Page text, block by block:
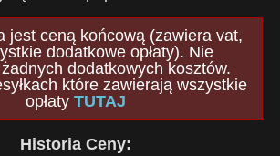
jest ceną końcową (zawiera vat,
dodatkowe opłaty). Nie
dodatkowych kosztów.
które zawierają wszystkie
opłaty TUTAJ
Historia Ceny: